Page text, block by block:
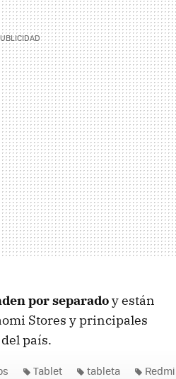
por separadoy están
Stores y principales
país.
Tablet tableta Redmi